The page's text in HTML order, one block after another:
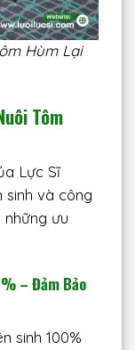
Hùm Lại
Tôm
Lực Sĩ
sinh và công
những ưu
– Đảm Bảo
sinh 100%